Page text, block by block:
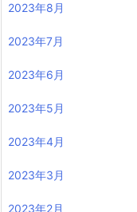
2023年8月
2023年7月
2023年6月
2023年5月
2023年4月
2023年3月
2023年2月